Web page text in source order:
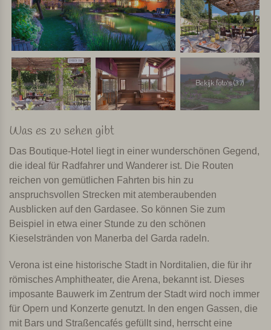
Bekijk foto's (37)
Was es zu sehen gibt
Das Boutique-Hotel liegt in einer wunderschönen Gegend,
die ideal für Radfahrer und Wanderer ist. Die Routen
reichen von gemütlichen Fahrten bis hin zu
anspruchsvollen Strecken mit atemberaubenden
Ausblicken auf den Gardasee. So können Sie zum
Beispiel in etwa einer Stunde zu den schönen
Kieselstränden von Manerba del Garda radeln.
Verona ist eine historische Stadt in Norditalien, die für ihr
römisches Amphitheater, die Arena, bekannt ist. Dieses
imposante Bauwerk im Zentrum der Stadt wird noch immer
für Opern und Konzerte genutzt. In den engen Gassen, die
mit Bars und Straßencafés gefüllt sind, herrscht eine